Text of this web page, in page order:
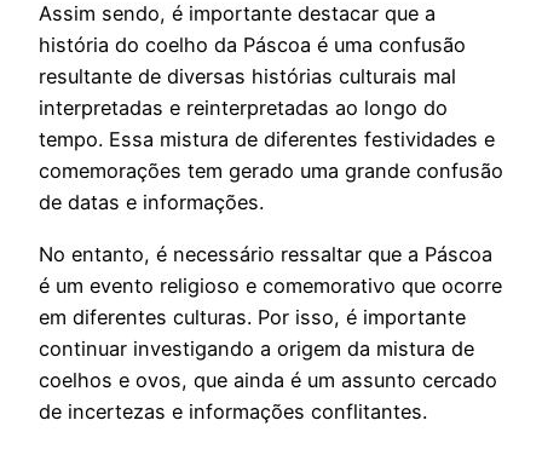
Assim sendo, é importante destacar que a
história do coelho da Páscoa é uma confusão
resultante de diversas histórias culturais mal
interpretadas e reinterpretadas ao longo do
tempo. Essa mistura de diferentes festividades e
comemorações tem gerado uma grande confusão
de datas e informações.
No entanto, é necessário ressaltar que a Páscoa
é um evento religioso e comemorativo que ocorre
em diferentes culturas. Por isso, é importante
continuar investigando a origem da mistura de
coelhos e ovos, que ainda é um assunto cercado
de incertezas e informações conflitantes.